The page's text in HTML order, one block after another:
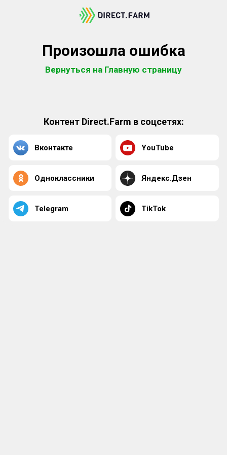
Произошла ошибка
Вернуться на Главную страницу
Контент Direct.Farm в соцсетях:
Вконтакте YouTube
Одноклассники Яндекс.Дзен
Telegram TikTok